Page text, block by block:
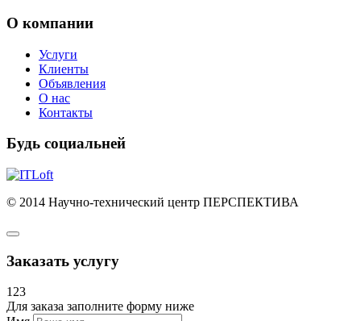
О компании
Услуги
Клиенты
Объявления
О нас
Контакты
Будь социальней
© 2014 Научно-технический центр ПЕРСПЕКТИВА
Заказать услугу
123
Для заказа заполните форму ниже